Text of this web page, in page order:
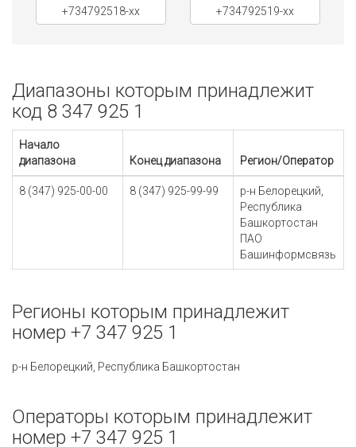
+734792518-xx +734792519-xx
Диапазоны которым принадлежит
код 8 347 925 1
Начало
диапазона
Конец диапазона Регион/Оператор
8 (347) 925-00-00 8 (347) 925-99-99
р-н Белорецкий,
Республика
Башкортостан
ПАО
Башинформсвязь
Регионы которым принадлежит
номер +7 347 925 1
р-н Белорецкий, Республика Башкортостан
Операторы которым принадлежит
номер +7 347 925 1